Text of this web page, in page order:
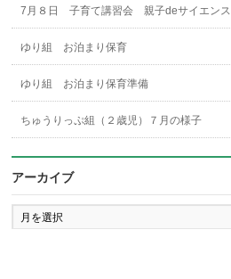
7月８日 子育て講習会 親子deサイエンス
ゆり組 お泊まり保育
ゆり組 お泊まり保育準備
ちゅうりっぷ組（２歳児）７月の様子
アーカイブ
ア
ー